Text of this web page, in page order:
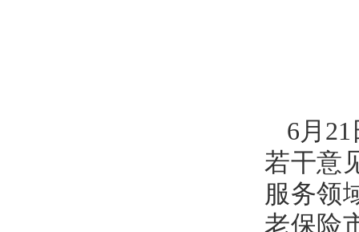
6月
若干意
服务领
老保险